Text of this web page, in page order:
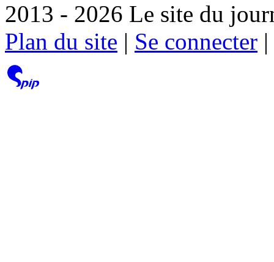
2013 - 2026 Le site du
Plan du site | Se connecter |